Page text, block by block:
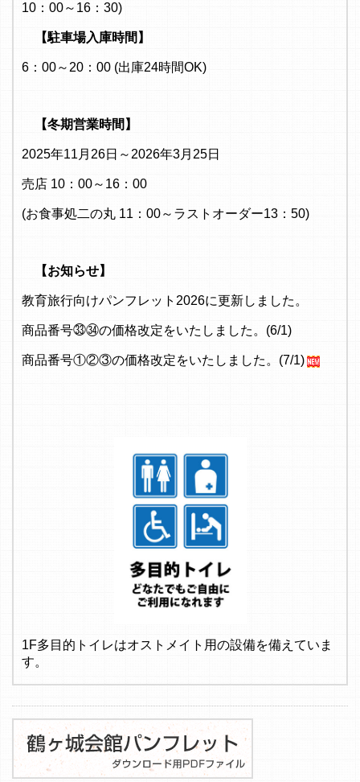
10：00～16：30)
【駐車場入庫時間】
6：00～20：00 (出庫24時間OK)
【冬期営業時間】
2025年11月26日～2026年3月25日
売店 10：00～16：00
(お食事処二の丸 11：00～ラストオーダー13：50)
【お知らせ】
教育旅行向けパンフレット2026に更新しました。
商品番号㉝㉞の価格改定をいたしました。(6/1)
商品番号①②③の価格改定をいたしました。(7/1)
1F多目的トイレはオストメイト用の設備を備えていま
す。